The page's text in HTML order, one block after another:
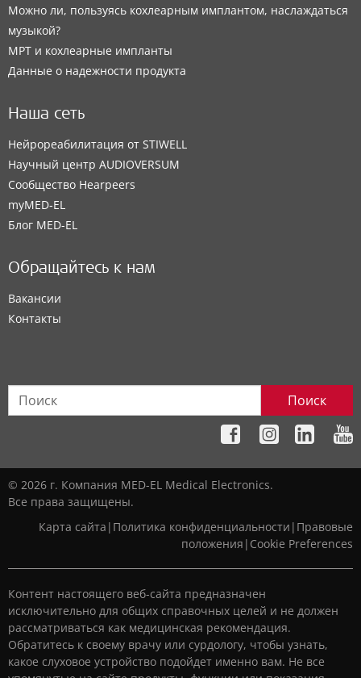
Можно ли, пользуясь кохлеарным имплантом, наслаждаться
музыкой?
МРТ и кохлеарные импланты
Данные о надежности продукта
Наша сеть
Нейрореабилитация от STIWELL
Научный центр AUDIOVERSUM
Сообщество Hearpeers
myMED‑EL
Блог MED-EL
Обращайтесь к нам
Вакансии
Контакты
Поиск
© 2026 г. Компания MED-EL Medical Electronics.
Все права защищены.
Карта сайта | Политика конфиденциальности | Правовые
положения | Cookie Preferences
Контент настоящего веб-сайта предназначен
исключительно для общих справочных целей и не должен
рассматриваться как медицинская рекомендация.
Обратитесь к своему врачу или сурдологу, чтобы узнать,
какое слуховое устройство подойдет именно вам. Не все